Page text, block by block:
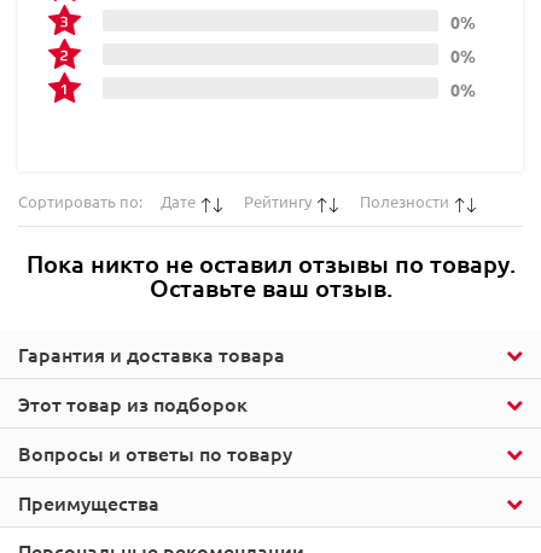
Этот товар из подборок
Гарантия и доставка товара
0%
0%
0%
Сортировать по: Дате Рейтингу Полезности
Пока никто не оставил отзывы по товару.
Оставьте ваш отзыв.
Вопросы и ответы по товару
Преимущества